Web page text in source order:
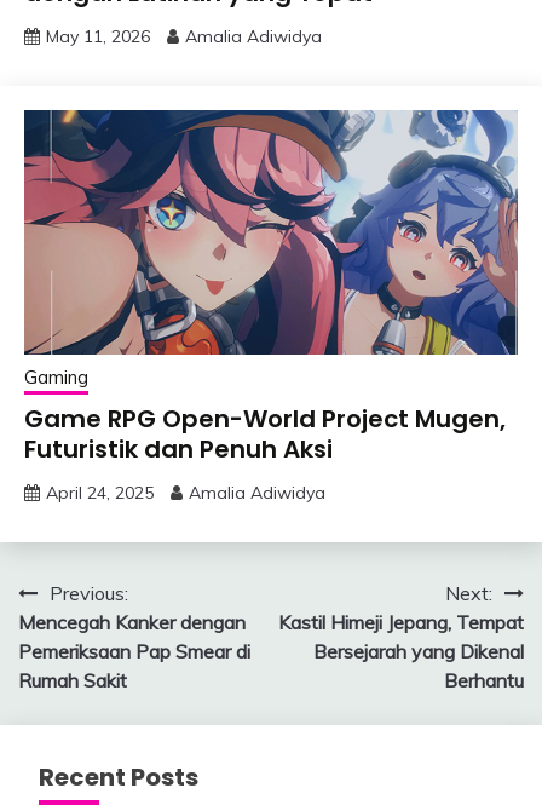
May 11, 2026 Amalia Adiwidya
Gaming
Game RPG Open-World Project Mugen,
Futuristik dan Penuh Aksi
April 24, 2025 Amalia Adiwidya
Post
navigation
Previous:
Mencegah Kanker dengan
Pemeriksaan Pap Smear di
Rumah Sakit
Next:
Kastil Himeji Jepang, Tempat
Bersejarah yang Dikenal
Berhantu
Recent Posts